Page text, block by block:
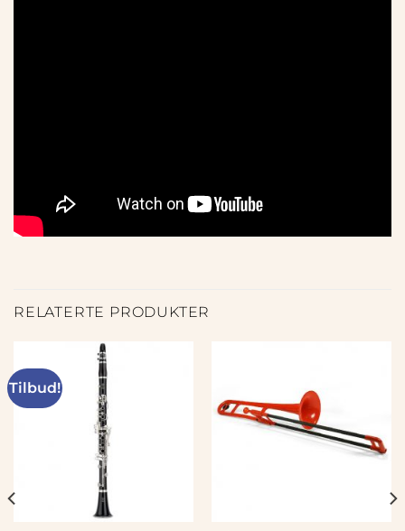
RELATERTE PRODUKTER
Tilbud!